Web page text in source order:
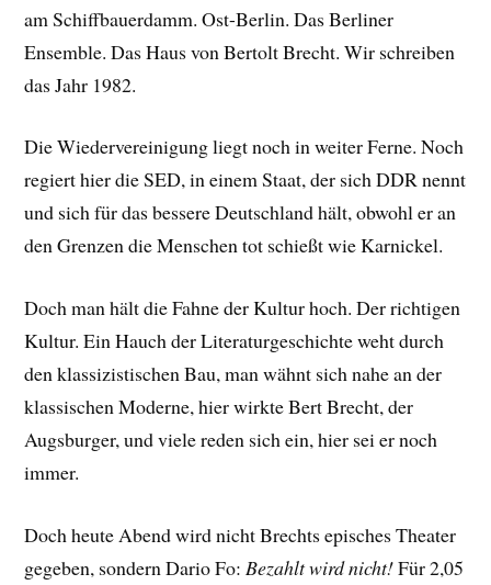
am Schiffbauerdamm. Ost-Berlin. Das Berliner
Ensemble. Das Haus von Bertolt Brecht. Wir schreiben
das Jahr 1982.
Die Wiedervereinigung liegt noch in weiter Ferne. Noch
regiert hier die SED, in einem Staat, der sich DDR nennt
und sich für das bessere Deutschland hält, obwohl er an
den Grenzen die Menschen tot schießt wie Karnickel.
Doch man hält die Fahne der Kultur hoch. Der richtigen
Kultur. Ein Hauch der Literaturgeschichte weht durch
den klassizistischen Bau, man wähnt sich nahe an der
klassischen Moderne, hier wirkte Bert Brecht, der
Augsburger, und viele reden sich ein, hier sei er noch
immer.
Doch heute Abend wird nicht Brechts episches Theater
gegeben, sondern Dario Fo:Bezahlt wird nicht!Für 2,05